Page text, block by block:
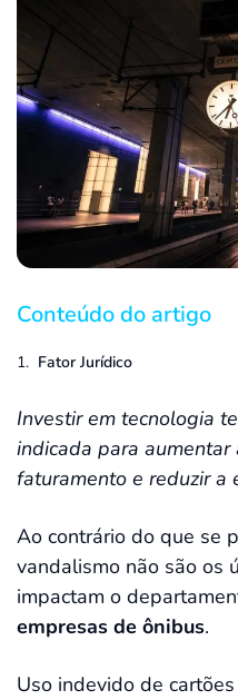
Conteúdo do artigo
Fator Jurídico
Investir em tecnologia
indicada para aumentar
faturamento e reduzir a
Ao contrário do que se
vandalismo não são os
impactam o
empresas de ônibus.
Uso indevido de